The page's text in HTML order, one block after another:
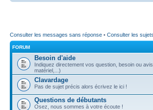
Consulter les messages sans réponse • Consulter les
FORUM
Besoin d'aide
Indiquez directement vos question, besoin ou
matériel,...)
Clavardage
Pas de sujet précis alors écrivez le ici !
Questions de débutants
Osez, nous sommes à votre écoute !